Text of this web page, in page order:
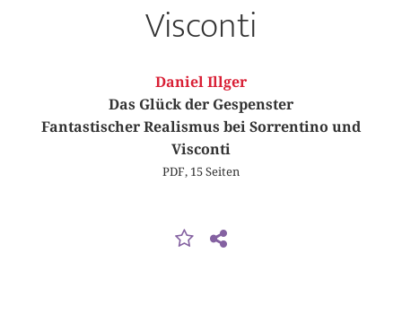
Visconti
Daniel Illger
Das Glück der Gespenster
Fantastischer Realismus bei Sorrentino und
Visconti
PDF, 15 Seiten